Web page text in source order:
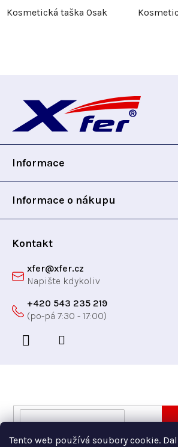
Tento web používá soubory cookie.
Kosmetická taška Osak
p
Informace
Informace o nákupu
Kontakt
xfer@xfer.cz
+420 543 235 219
Vložte svůj e-mail a my vám budeme
E-